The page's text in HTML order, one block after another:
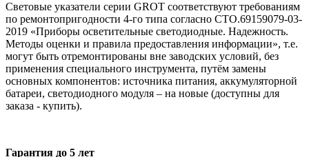
Световые указатели серии GROT соответствуют требованиям
по ремонтопригодности 4-го типа согласно СТО.69159079-03-
2019 «Приборы осветительные светодиодные. Надежность.
Методы оценки и правила предоставления информации», т.е.
могут быть отремонтированы вне заводских условий, без
применения специального инструмента, путём замены
основных компонентов: источника питания, аккумуляторной
батареи, светодиодного модуля – на новые (доступны для
заказа - купить).
Гарантия до 5 лет